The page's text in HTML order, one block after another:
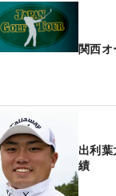
関西
出利
績